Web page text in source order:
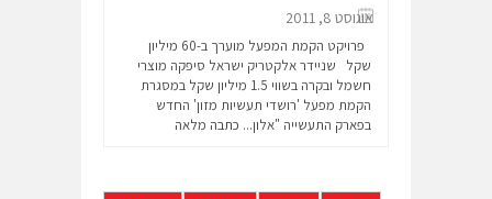
אוגוסט 8, 2011
פרויקט הקמת המפעל מוערך ב-60 מיליון
שקל שניידר אלקטריק ישראל סיפקה מוצרי
חשמל ובקרה בשווי 1.5 מיליון שקל במסגרת
הקמת מפעל 'רושדי תעשיות מזון' החדש
בפארק התעשייה "אלון... כתבה מלאה